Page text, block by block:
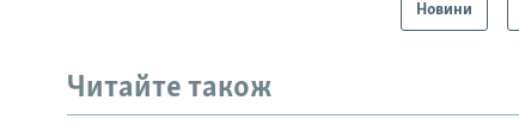
Новини
Читайте також